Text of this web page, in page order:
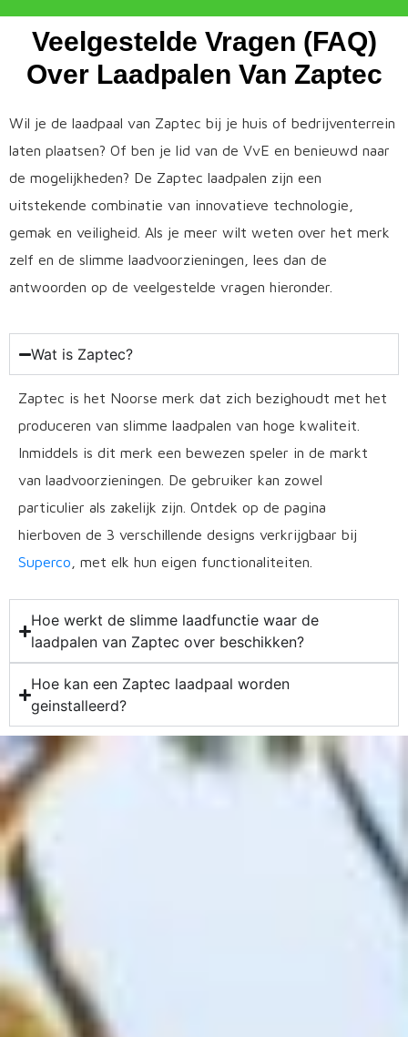
Veelgestelde Vragen (FAQ)
Over Laadpalen Van Zaptec
Wil je de laadpaal van Zaptec bij je huis of bedrijventerrein
laten plaatsen? Of ben je lid van de VvE en benieuwd naar
de mogelijkheden? De Zaptec laadpalen zijn een
uitstekende combinatie van innovatieve technologie,
gemak en veiligheid. Als je meer wilt weten over het merk
zelf en de slimme laadvoorzieningen, lees dan de
antwoorden op de veelgestelde vragen hieronder.
Wat is Zaptec?
Zaptec is het Noorse merk dat zich bezighoudt met het
produceren van slimme laadpalen van hoge kwaliteit.
Inmiddels is dit merk een bewezen speler in de markt
van laadvoorzieningen. De gebruiker kan zowel
particulier als zakelijk zijn. Ontdek op de pagina
hierboven de 3 verschillende designs verkrijgbaar bij
Superco , met elk hun eigen functionaliteiten.
Hoe werkt de slimme laadfunctie waar de
laadpalen van Zaptec over beschikken?
Hoe kan een Zaptec laadpaal worden
geinstalleerd?